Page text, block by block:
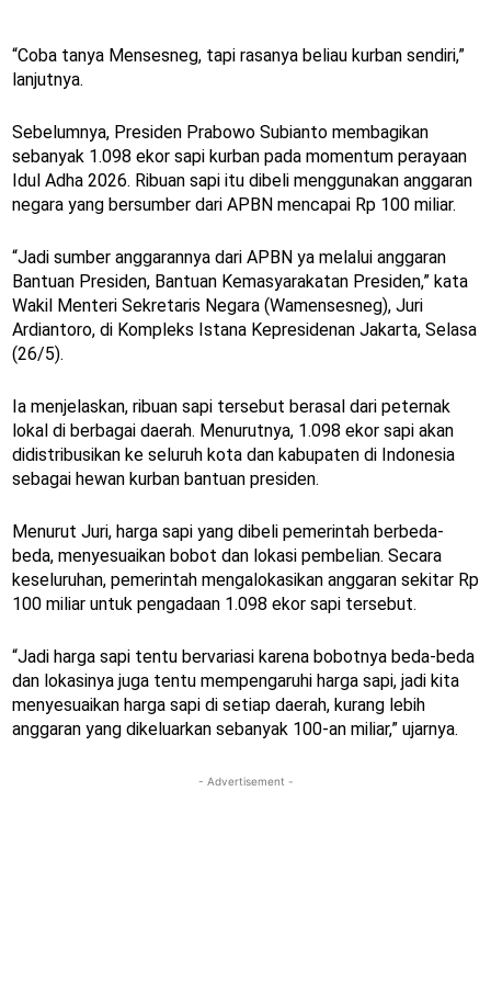
“Coba tanya Mensesneg, tapi rasanya beliau kurban sendiri,”
lanjutnya.
Sebelumnya, Presiden Prabowo Subianto membagikan
sebanyak 1.098 ekor sapi kurban pada momentum perayaan
Idul Adha 2026. Ribuan sapi itu dibeli menggunakan anggaran
negara yang bersumber dari APBN mencapai Rp 100 miliar.
“Jadi sumber anggarannya dari APBN ya melalui anggaran
Bantuan Presiden, Bantuan Kemasyarakatan Presiden,” kata
Wakil Menteri Sekretaris Negara (Wamensesneg), Juri
Ardiantoro, di Kompleks Istana Kepresidenan Jakarta, Selasa
(26/5).
Ia menjelaskan, ribuan sapi tersebut berasal dari peternak
lokal di berbagai daerah. Menurutnya, 1.098 ekor sapi akan
didistribusikan ke seluruh kota dan kabupaten di Indonesia
sebagai hewan kurban bantuan presiden.
Menurut Juri, harga sapi yang dibeli pemerintah berbeda-
beda, menyesuaikan bobot dan lokasi pembelian. Secara
keseluruhan, pemerintah mengalokasikan anggaran sekitar Rp
100 miliar untuk pengadaan 1.098 ekor sapi tersebut.
“Jadi harga sapi tentu bervariasi karena bobotnya beda-beda
dan lokasinya juga tentu mempengaruhi harga sapi, jadi kita
menyesuaikan harga sapi di setiap daerah, kurang lebih
anggaran yang dikeluarkan sebanyak 100-an miliar,” ujarnya.
- Advertisement -